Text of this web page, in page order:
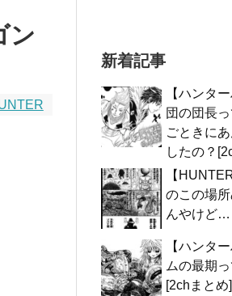
ン
新着記事
【ハンタ
団の団長
ごときに
したの？
【
のこの場
んやけど…
【ハンタ
ムの最期
[2chまとめ]